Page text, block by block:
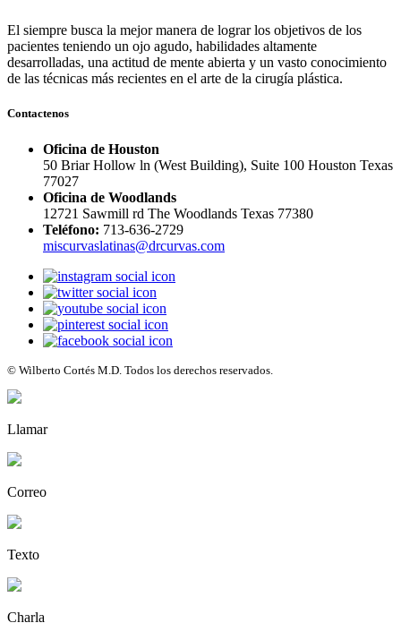
El siempre busca la mejor manera de lograr los objetivos de los
pacientes teniendo un ojo agudo, habilidades altamente
desarrolladas, una actitud de mente abierta y un vasto conocimiento
de las técnicas más recientes en el arte de la cirugía plástica.
Contactenos
Oficina de Houston
50 Briar Hollow ln (West Building), Suite 100 Houston Texas
77027
Oficina de Woodlands
12721 Sawmill rd The Woodlands Texas 77380
Teléfono: 713-636-2729
miscurvaslatinas@drcurvas.com
© Wilberto Cortés M.D. Todos los derechos reservados.
Llamar
Correo
Texto
Charla